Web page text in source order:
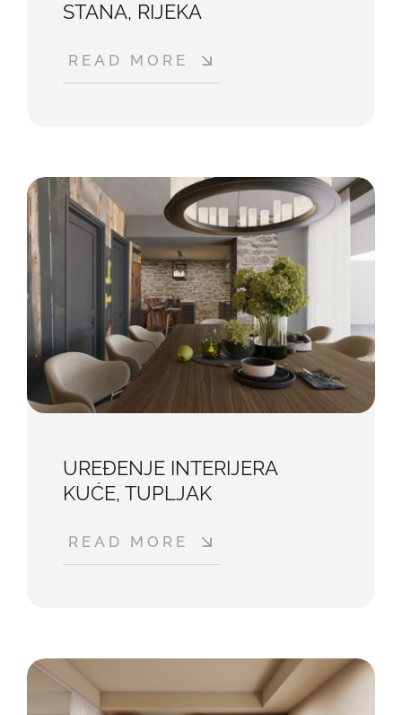
STANA, RIJEKA
READ MORE
UREĐENJE INTERIJERA
KUĆE, TUPLJAK
READ MORE